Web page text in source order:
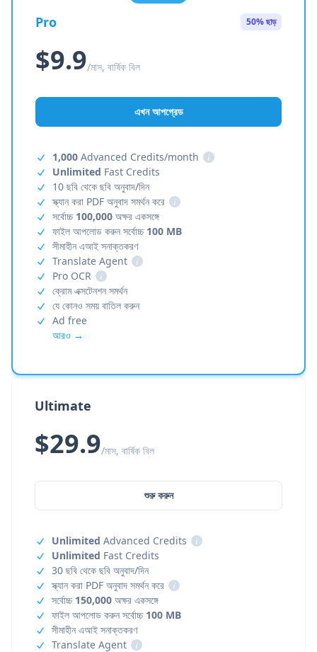
Pro 50% ছাড়
$9.9/মাস, বার্ষিক বিল
এখন আপগ্রেড
1,000 Advanced Credits/month
i
Unlimited Fast Credits
10 ছবি থেকে ছবি অনুবাদ/দিন
স্ক্যান করা PDF অনুবাদ সমর্থন করে
i
সর্বোচ্চ 100,000 অক্ষর একসঙ্গে
ফাইল আপলোড করুন সর্বোচ্চ 100 MB
সীমাহীন এআই সনাক্তকরণ
Translate Agent
i
Pro OCR
i
ক্রোম এক্সটেনশন সমর্থন
যে কোনও সময় বাতিল করুন
Ad free
আরও →
Ultimate
$29.9/মাস, বার্ষিক বিল
শুরু করুন
Unlimited Advanced Credits
i
Unlimited Fast Credits
30 ছবি থেকে ছবি অনুবাদ/দিন
স্ক্যান করা PDF অনুবাদ সমর্থন করে
i
সর্বোচ্চ 150,000 অক্ষর একসঙ্গে
ফাইল আপলোড করুন সর্বোচ্চ 100 MB
সীমাহীন এআই সনাক্তকরণ
Translate Agent
i